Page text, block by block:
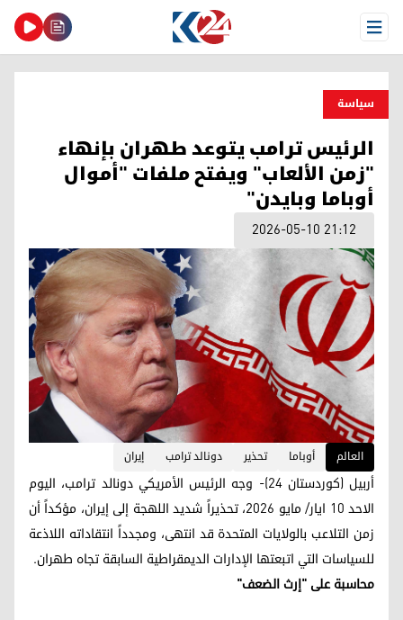
Open Menu
سیاسة
الرئيس ترامب يتوعد طهران بإنهاء
"زمن الألعاب" ويفتح ملفات "أموال
أوباما وبايدن"
2026-05-10 21:12
العالم أوباما تحذير دونالد ترامب إيران
أربيل (كوردستان 24)- وجه الرئيس الأمريكي دونالد ترامب، اليوم
الاحد 10 ایار/ مایو 2026، تحذيراً شديد اللهجة إلى إيران، مؤكداً أن
زمن التلاعب بالولايات المتحدة قد انتهى، ومجدداً انتقاداته اللاذعة
للسياسات التي اتبعتها الإدارات الديمقراطية السابقة تجاه طهران.
محاسبة على "إرث الضعف"